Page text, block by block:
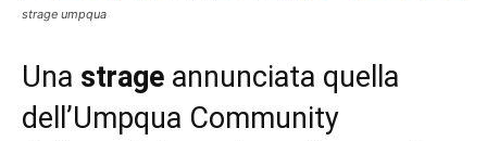
strage umpqua
Una strage annunciata quella
dell’Umpqua Community